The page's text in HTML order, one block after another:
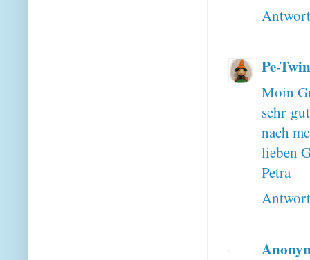
Pe-
Moin
sehr
nach
lieben
Petra